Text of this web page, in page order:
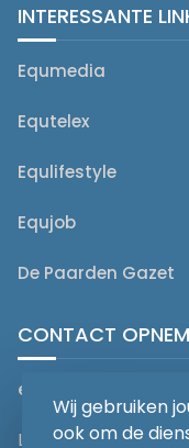
INTERESSANTE
Equmedia
Equtelex
Equlifestyle
Equjob
De Paarden Gazet
CONTACT
Langendamdreef
Wij gebruiken
ook om de